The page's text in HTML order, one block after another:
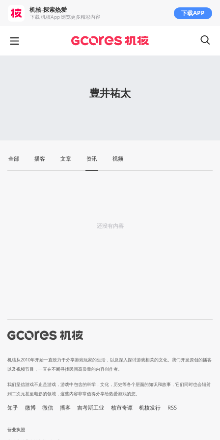
豊井祐太
全部 播客 文章 资讯 视频
还没有内容
机核从2010年开始一直致力于分享游戏玩家的生活，以及深入探讨游戏相关的文化。我们开发原创的播客
以及视频节目，一直在不断寻找民间高质量的内容创作者。
我们坚信游戏不止是游戏，游戏中包含的科学，文化，历史等各个层面的知识和故事，它们同时也会辐射
到二次元甚至电影的领域，这些内容非常值得分享给热爱游戏的您。
知乎 微博 微信 播客 吉考斯工业 核市奇谭 机核发行 RSS
营业执照
机核-探索热爱
下载 机核App 浏览更多精彩内容 下载APP